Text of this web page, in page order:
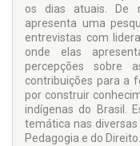
os dias atuais. De
apresenta uma
entrevistas com
onde elas
percepções sobre
contribuições para a
por construir
indígenas do Brasil.
temática nas
Pedagogia e do Direito.